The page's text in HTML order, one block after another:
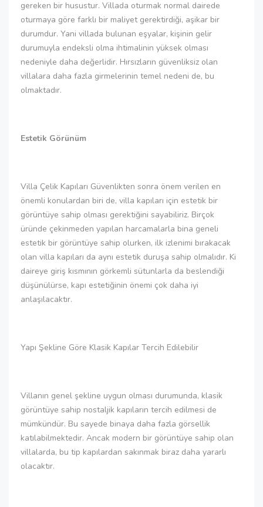
gereken bir husustur. Villada oturmak normal dairede
oturmaya göre farklı bir maliyet gerektirdiği, aşikar bir
durumdur. Yani villada bulunan eşyalar, kişinin gelir
durumuyla endeksli olma ihtimalinin yüksek olması
nedeniyle daha değerlidir. Hırsızların güvenliksiz olan
villalara daha fazla girmelerinin temel nedeni de, bu
olmaktadır.
Estetik Görünüm
Villa Çelik Kapıları Güvenlikten sonra önem verilen en
önemli konulardan biri de, villa kapıları için estetik bir
görüntüye sahip olması gerektiğini sayabiliriz. Birçok
üründe çekinmeden yapılan harcamalarla bina geneli
estetik bir görüntüye sahip olurken, ilk izlenimi bırakacak
olan villa kapıları da aynı estetik duruşa sahip olmalıdır. Ki
daireye giriş kısmının görkemli sütunlarla da beslendiği
düşünülürse, kapı estetiğinin önemi çok daha iyi
anlaşılacaktır.
Yapı Şekline Göre Klasik Kapılar Tercih Edilebilir
Villanın genel şekline uygun olması durumunda, klasik
görüntüye sahip nostaljik kapıların tercih edilmesi de
mümkündür. Bu sayede binaya daha fazla görsellik
katılabilmektedir. Ancak modern bir görüntüye sahip olan
villalarda, bu tip kapılardan sakınmak biraz daha yararlı
olacaktır.